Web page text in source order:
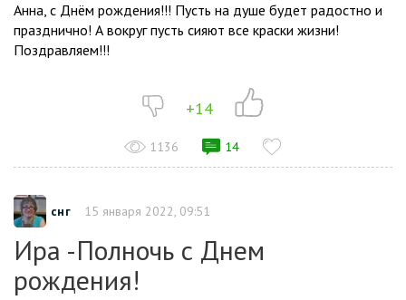
Анна, с Днём рождения!!! Пусть на душе будет радостно и
празднично! А вокруг пусть сияют все краски жизни!
Поздравляем!!!
+14
1136 14
снг 15 января 2022, 09:51
Ира -Полночь с Днем
рождения!